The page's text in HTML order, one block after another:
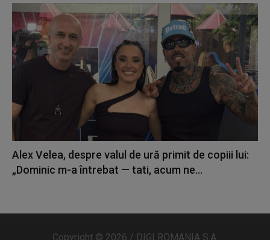
Alex Velea, despre valul de ură primit de copiii lui:
„Dominic m-a întrebat — tati, acum ne...
Copyright © 2026 / DIGI ROMANIA S.A.